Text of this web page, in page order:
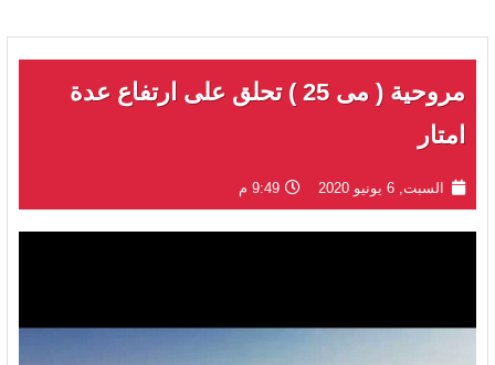
مروحية ( مى 25 ) تحلق على ارتفاع عدة
امتار
السبت, 6 يونيو 2020 9:49 م